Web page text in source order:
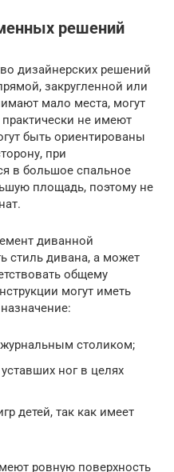
решений
дизайнерских решений
закругленной или
мало места, могут
практически не имеют
быть ориентированы
при
в большое спальное
площадь, поэтому не
диванной
стиль дивана, а может
общему
могут иметь
столиком;
ног в целях
детей, так как имеет
ровную поверхность